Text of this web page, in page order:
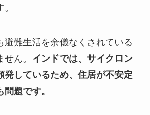
避難生活を余儀なくされている
ん。 インドでは、サイクロン
発しているため、住居が不安定
題です。